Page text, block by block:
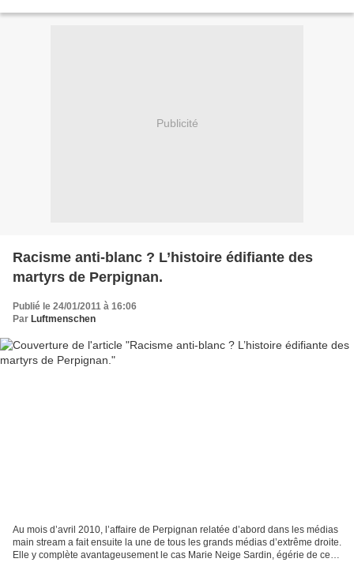
Publicité
Racisme anti-blanc ? L’histoire édifiante des
martyrs de Perpignan.
Publié le 24/01/2011 à 16:06
Par Luftmenschen
Au mois d’avril 2010, l’affaire de Perpignan relatée d’abord dans les médias
main stream a fait ensuite la une de tous les grands médias d’extrême droite.
Elle y complète avantageusement le cas Marie Neige Sardin, égérie de ces